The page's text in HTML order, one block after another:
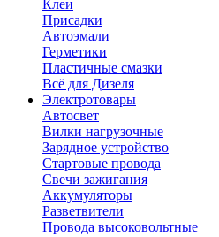
Клеи
Присадки
Автоэмали
Герметики
Пластичные смазки
Всё для Дизеля
Электротовары
Автосвет
Вилки нагрузочные
Зарядное устройство
Стартовые провода
Свечи зажигания
Аккумуляторы
Разветвители
Провода высоковольтные